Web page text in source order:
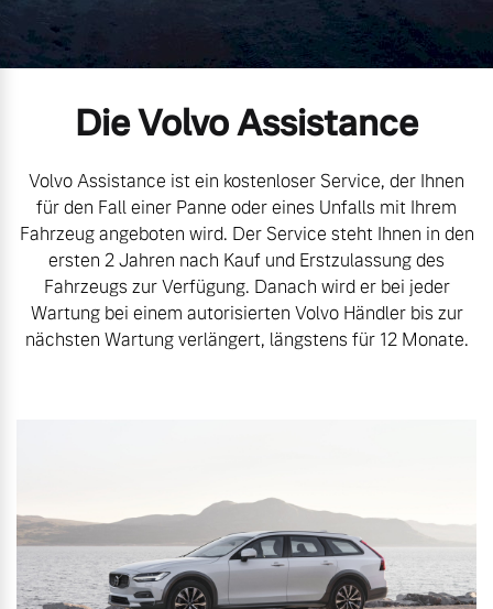
Mild-Hybrid
Geschäftskunden
Editionsmodelle
Konnektivität
Fahrzeug konfigurieren
Sofort verfügbare Fahrzeuge
Volvo Gebrauchtwagenbörse
Aktuelle Zubehörangebote
Zubehörkatalog
Sie erhalten bei uns eine
Vielzahl von Original
Volvo Winter- und
Sommer Kompletträder.
Kontakt und Anfahrt
Die Volvo Assistance
Volvo Assistance ist ein kostenloser Service, der Ihnen
für den Fall einer Panne oder eines Unfalls mit Ihrem
Fahrzeug angeboten wird. Der Service steht Ihnen in den
ersten 2 Jahren nach Kauf und Erstzulassung des
Fahrzeugs zur Verfügung. Danach wird er bei jeder
Wartung bei einem autorisierten Volvo Händler bis zur
nächsten Wartung verlängert, längstens für 12 Monate.